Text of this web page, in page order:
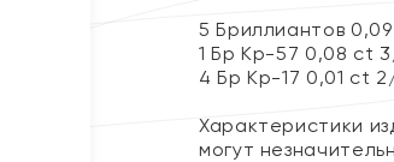
5 Бриллиантов
1 Бр Кр-57 0,08 ct
4 Бр Кр-17 0,01 ct
Характеристики
могут